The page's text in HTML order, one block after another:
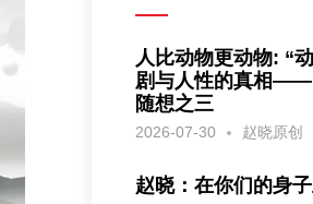
人比动物更动物: “
剧与人性的真相——
随想之三
2026-07-30 赵晓原创
赵晓：在你们的身